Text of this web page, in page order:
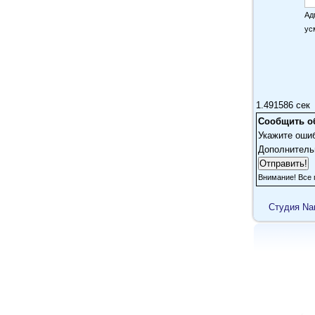
1.491586 сек
Сообщить
Укажите
Внимание! Все
Cтудия